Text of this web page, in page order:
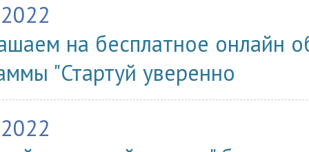
на бесплатное онлайн
"Стартуй уверенно